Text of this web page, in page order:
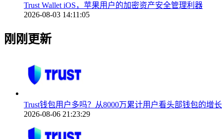
Trust Wallet iOS，苹果用户的加密资产安全管理利器
2026-08-03 14:11:05
刚刚更新
Trust钱包用户多吗？从8000万累计用户看头部钱包的增
2026-08-06 21:23:29